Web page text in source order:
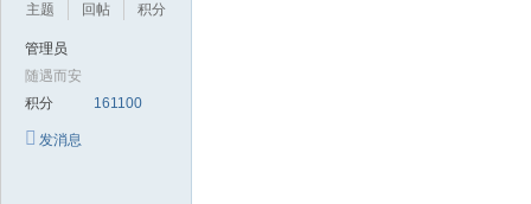
主题
回帖
积分
管理员
随遇而安
积分
161100
发消息